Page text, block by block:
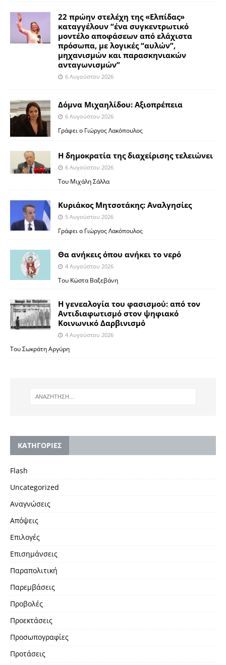
22 πρώην στελέχη της «Ελπίδας»
καταγγέλουν “ένα συγκεντρωτικό
μοντέλο αποφάσεων από ελάχιστα
πρόσωπα, με λογικές “αυλών”,
μηχανισμών και παρασκηνιακών
ανταγωνισμών”
6 Αυγούστου 2026
Δόμνα Μιχαηλίδου: Αξιοπρέπεια
6 Αυγούστου 2026
Γράφει ο Γιώργος Λακόπουλος
Η δημοκρατία της διαχείρισης τελειώνει
6 Αυγούστου 2026
Του Μιχάλη Σάλλα
Κυριάκος Μητσοτάκης: Αναλγησίες
5 Αυγούστου 2026
Γράφει ο Γιώργος Λακόπουλος
Θα ανήκεις όπου ανήκει το νερό
4 Αυγούστου 2026
Του Κώστα Βαξεβάνη
Η γενεαλογία του φασισμού: από τον
Αντιδιαφωτισμό στον ψηφιακό
Κοινωνικό Δαρβινισμό
4 Αυγούστου 2026
Του Σωκράτη Αργύρη
KΑΤΗΓΟΡΙΕΣ
Flash
Uncategorized
Αναγνώσεις
Απόψεις
Επιλογές
Επισημάνσεις
Παραπολιτική
Παρεμβάσεις
Προβολές
Προεκτάσεις
Προσωπογραφίες
Προτάσεις